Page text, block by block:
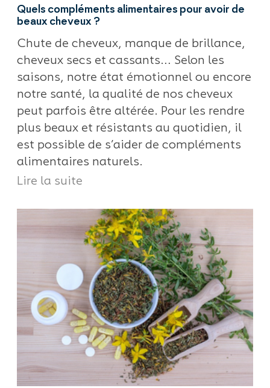
Quels compléments alimentaires pour avoir de
beaux cheveux ?
Chute de cheveux, manque de brillance,
cheveux secs et cassants… Selon les
saisons, notre état émotionnel ou encore
notre santé, la qualité de nos cheveux
peut parfois être altérée. Pour les rendre
plus beaux et résistants au quotidien, il
est possible de s’aider de compléments
alimentaires naturels.
Lire la suite